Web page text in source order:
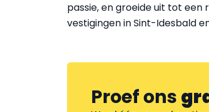
passie, en groeide uit tot
vestigingen in Sint-Idesbald
Proef ons